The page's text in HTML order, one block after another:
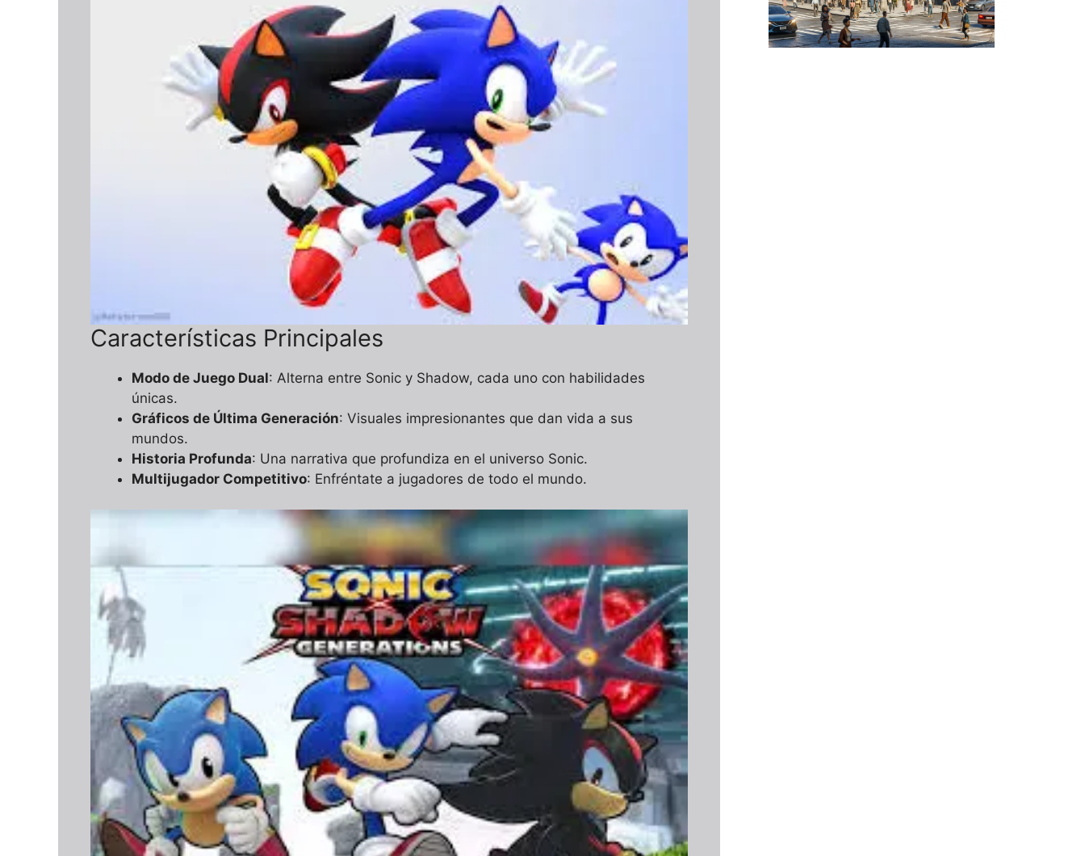
Características Principales
Modo de Juego Dual: Alterna entre Sonic y Shadow, cada uno con habilidades
únicas.
Gráficos de Última Generación: Visuales impresionantes que dan vida a sus
mundos.
Historia Profunda: Una narrativa que profundiza en el universo Sonic.
Multijugador Competitivo: Enfréntate a jugadores de todo el mundo.